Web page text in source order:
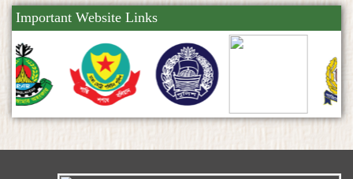
Important Website Links